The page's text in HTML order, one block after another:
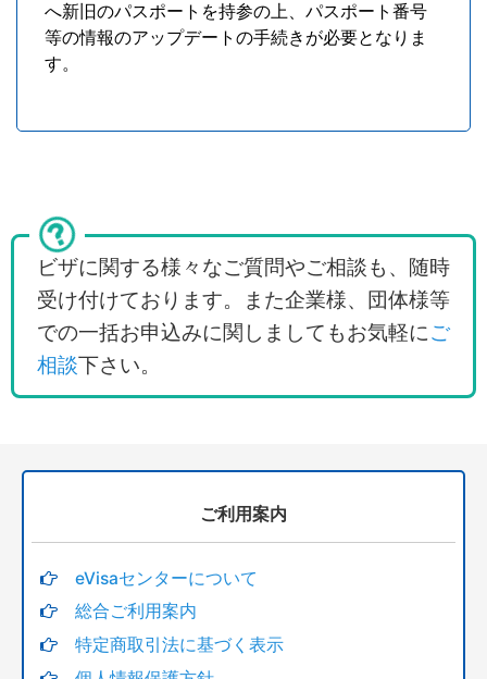
へ新旧のパスポートを持参の上、パスポート番号
等の情報のアップデートの手続きが必要となりま
す。
ビザに関する様々なご質問やご相談も、随時
受け付けております。また企業様、団体様等
での一括お申込みに関しましてもお気軽にご
相談下さい。
ご利用案内
eVisaセンターについて
総合ご利用案内
特定商取引法に基づく表示